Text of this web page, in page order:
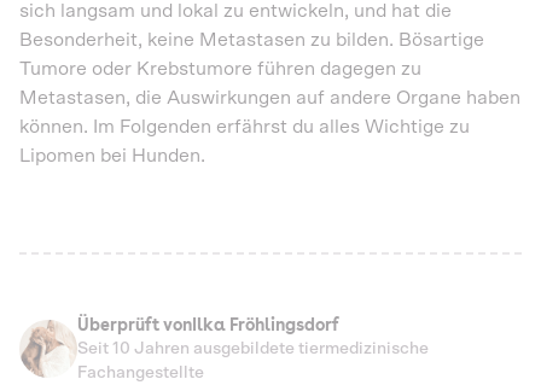
sich langsam und lokal zu entwickeln, und hat die
Besonderheit, keine Metastasen zu bilden. Bösartige
Tumore oder Krebstumore führen dagegen zu
Metastasen, die Auswirkungen auf andere Organe haben
können. Im Folgenden erfährst du alles Wichtige zu
Lipomen bei Hunden.
Überprüft von Ilka Fröhlingsdorf
Seit 10 Jahren ausgebildete tiermedizinische
Fachangestellte